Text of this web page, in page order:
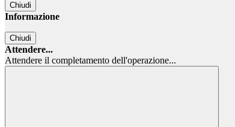
Chiudi
Informazione
Chiudi
Attendere...
Attendere il completamento dell'operazione...